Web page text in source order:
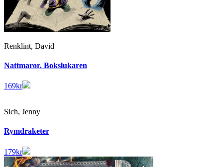
Renklint, David
Nattmaror. Bokslukaren
169kr
Sich, Jenny
Rymdraketer
179kr